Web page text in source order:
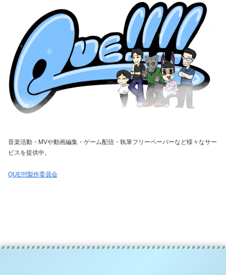
音楽活動・MVや動画編集・ゲーム配信・執筆フリーペーパーなど様々なサー
ビスを提供中。
QUE!!!!製作委員会